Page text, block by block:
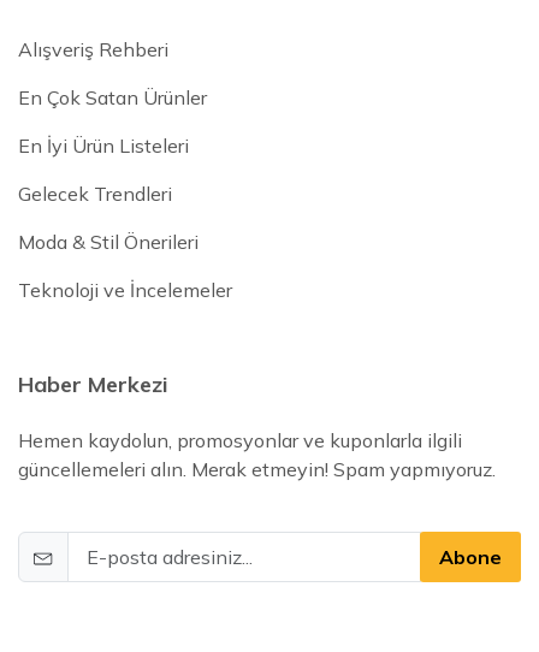
Alışveriş Rehberi
En Çok Satan Ürünler
En İyi Ürün Listeleri
Gelecek Trendleri
Moda & Stil Önerileri
Teknoloji ve İncelemeler
Haber Merkezi
Hemen kaydolun, promosyonlar ve kuponlarla ilgili
güncellemeleri alın. Merak etmeyin! Spam yapmıyoruz.
Abone